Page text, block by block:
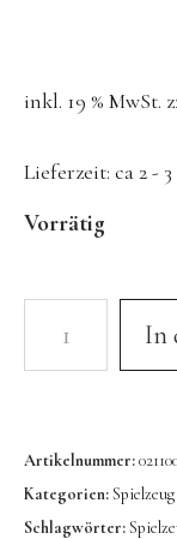
inkl. 19 % MwSt.
Lieferzeit: ca 2 -
Vorrätig
In
Artikelnummer:
Kategorien:
Schlagwörter: